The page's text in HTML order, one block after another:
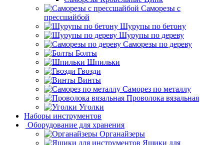
Саморезы с
прессшайбой
Шурупы по бетону
Шурупы по дереву
Саморезы по дереву
Болты
Шпильки
Гвозди
Винты
Саморез по металлу
Проволока вязальная
Уголки
Наборы инструментов
Оборудование для хранения
Органайзеры
Ящики для